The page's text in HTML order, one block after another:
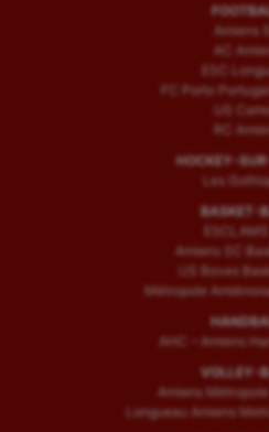
Amiens
AC
ESC
FC Porto
US
RC
HOCKEY-
Les
BASKET-
Amiens SC
US Boves
Métropole
AHC – Amiens
VOLLEY-
Amiens
Longueau Amiens